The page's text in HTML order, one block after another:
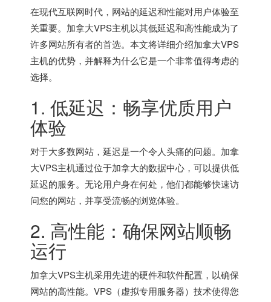
在现代互联网时代，网站的延迟和性能对用户体验至
关重要。加拿大VPS主机以其低延迟和高性能成为了
许多网站所有者的首选。本文将详细介绍加拿大VPS
主机的优势，并解释为什么它是一个非常值得考虑的
选择。
1. 低延迟：畅享优质用户
体验
对于大多数网站，延迟是一个令人头痛的问题。加拿
大VPS主机通过位于加拿大的数据中心，可以提供低
延迟的服务。无论用户身在何处，他们都能够快速访
问您的网站，并享受流畅的浏览体验。
2. 高性能：确保网站顺畅
运行
加拿大VPS主机采用先进的硬件和软件配置，以确保
网站的高性能。VPS（虚拟专用服务器）技术使得您